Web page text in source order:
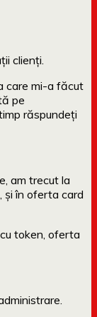
clienți.
care mi-a făcut
pe
răspundeți
am trecut la
și în oferta card
token, oferta